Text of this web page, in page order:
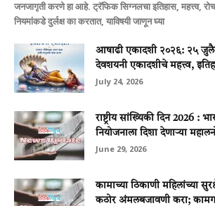
जनजागृती करणे हा आहे. ट्रॅफिक सिग्नलचा इतिहास, महत्त्व,
नियमांकडे दुर्लक्ष का करतात, याविषयी जाणून घ्या
आषाढी एकादशी २०२६: २५
देवशयनी एकादशीचे महत्त्व,
July 24, 2026
राष्ट्रीय सांख्यिकी दिन 2026 :
नियोजनाला दिशा देणाऱ्या
June 29, 2026
कामाच्या ठिकाणी महिलांच्या
कठोर अंमलबजावणी करा;